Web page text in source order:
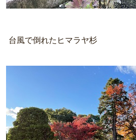
台風で倒れたヒマラヤ杉